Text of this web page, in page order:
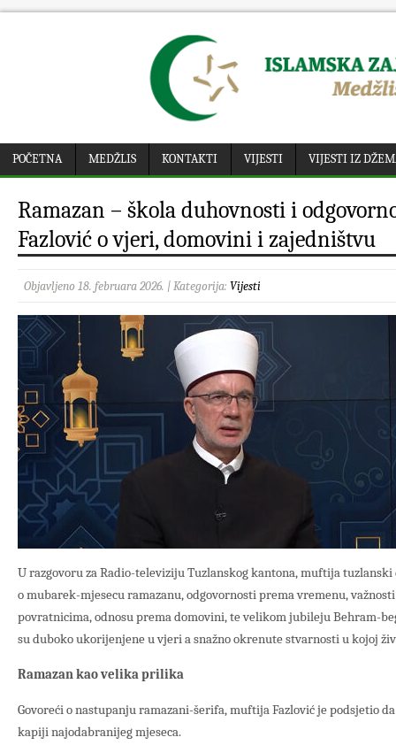
POČETNA MEDŽLIS KONTAKTI VIJESTI VIJESTI IZ
Ramazan – škola duhovnosti i
Fazlović o vjeri, domovini i zajedništvu
Objavljeno 18. februara 2026. | Kategorija: Vijesti
U razgovoru za Radio-televiziju Tuzlanskog kantona, muftija tuzlanski
o mubarek-mjesecu ramazanu, odgovornosti prema vremenu,
povratnicima, odnosu prema domovini, te velikom jubileju Behram-
su duboko ukorijenjene u vjeri a snažno okrenute stvarnosti u kojoj
Ramazan kao velika prilika
Govoreći o nastupanju ramazani-šerifa, muftija Fazlović je podsjetio
kapiji najodabranijeg mjeseca.